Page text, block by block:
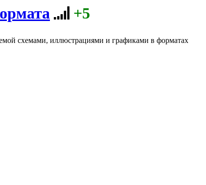
+5
схемами, иллюстрациями и графиками в форматах